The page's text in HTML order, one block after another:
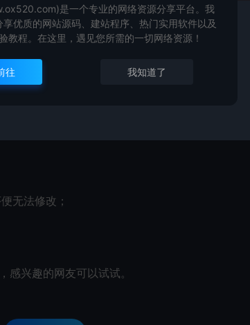
，就可以打开“HTML页面编辑
其他”——“发送邮件”，即可启动默认默认的
无法修改；
感兴趣的网友可以试试。
是一个专业的网络资源分享平台。我
优质的网站源码、建站程序、热门实用软件以及
教程。在这里，遇见您所需的一切网络资源！
往 我知道了